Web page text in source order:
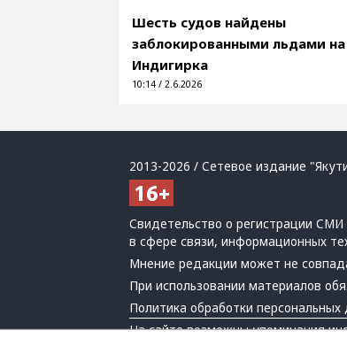
Шесть судов найдены
заблокированными льдами
Индигирка
10:14 / 2.6.2026
2013-2026 / Сетевое издание
Свидетельство о регистрации
в сфере связи, информационных
Мнение редакции может не
При использовании материалов
Политика обработки персональных
На сайте возможны упоминания